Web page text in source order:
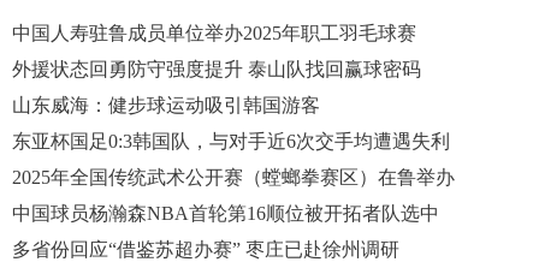
中国人寿驻鲁成员单位举办2025年职工羽毛球赛
外援状态回勇防守强度提升 泰山队找回赢球密码
山东威海：健步球运动吸引韩国游客
东亚杯国足0:3韩国队，与对手近6次交手均遭遇失利
2025年全国传统武术公开赛（螳螂拳赛区）在鲁举办
中国球员杨瀚森NBA首轮第16顺位被开拓者队选中
多省份回应“借鉴苏超办赛” 枣庄已赴徐州调研